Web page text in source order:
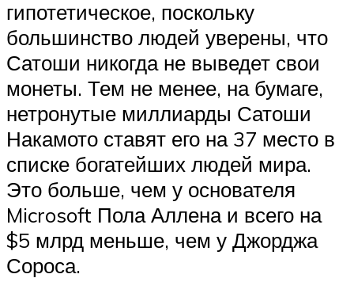
гипотетическое, поскольку
большинство людей уверены, что
Сатоши никогда не выведет свои
монеты. Тем не менее, на бумаге,
нетронутые миллиарды Сатоши
Накамото ставят его на 37 место в
списке богатейших людей мира.
Это больше, чем у основателя
Microsoft Пола Аллена и всего на
$5 млрд меньше, чем у Джорджа
Сороса.